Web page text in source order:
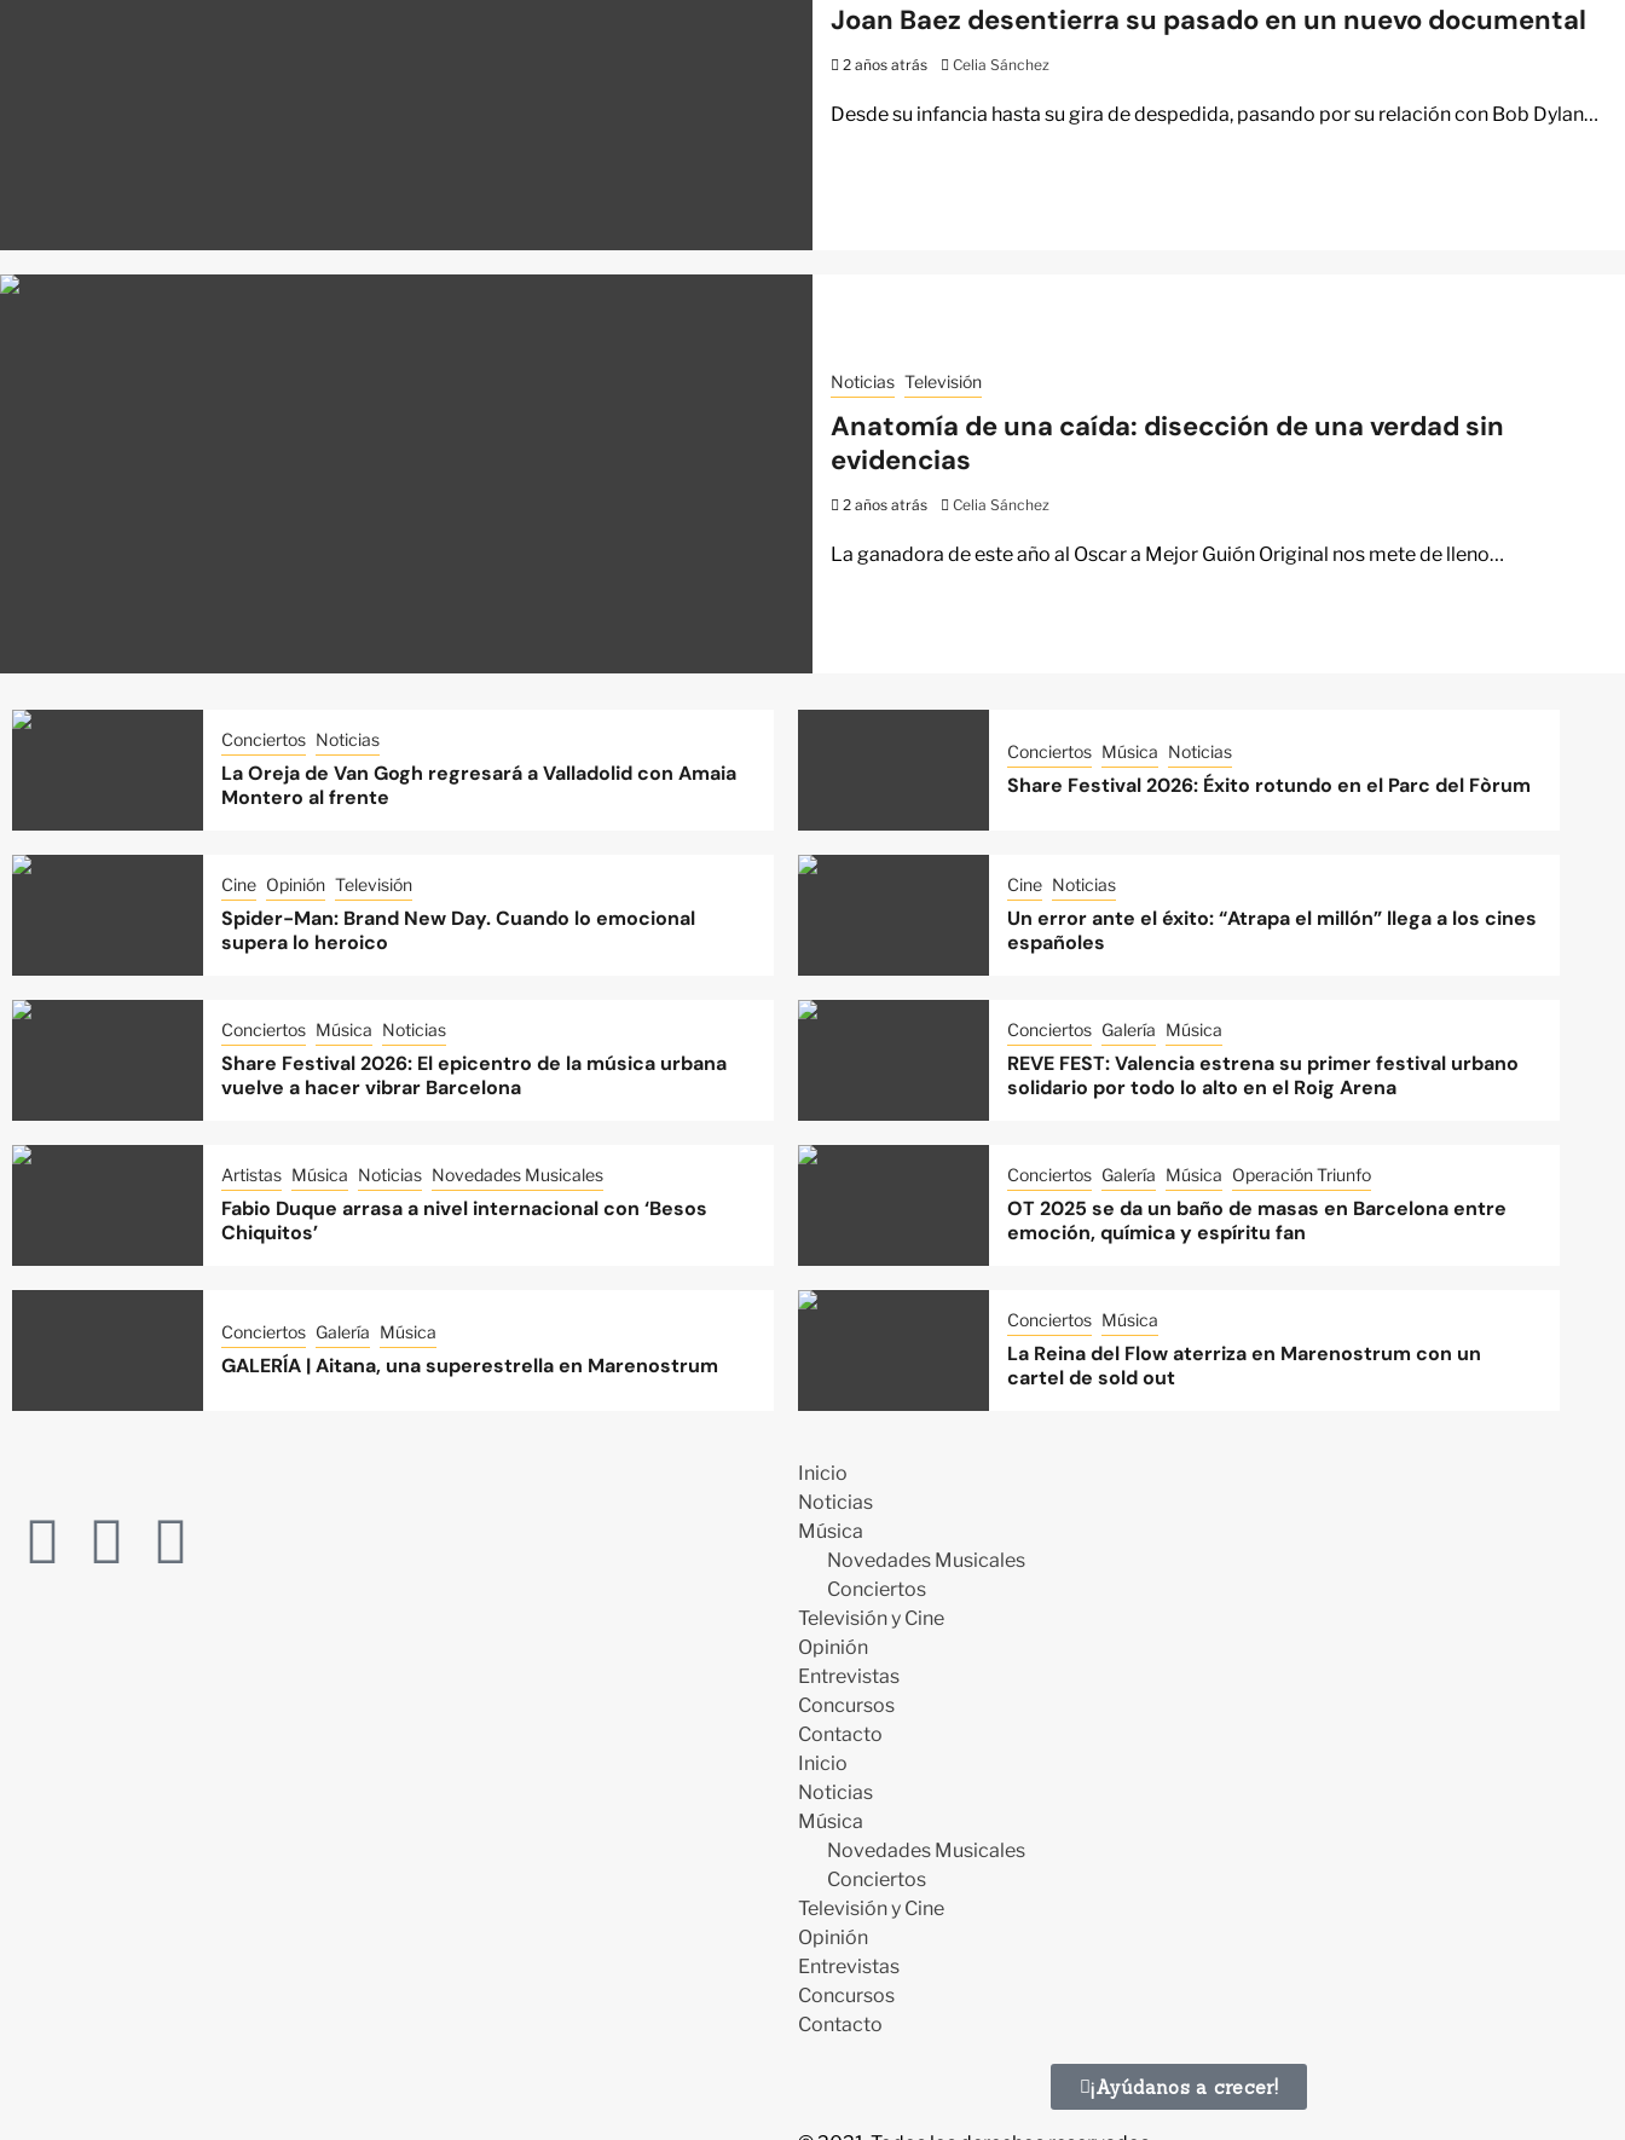
Joan Baez desentierra su pasado en un nuevo documental
2 años atrás Celia Sánchez
Desde su infancia hasta su gira de despedida, pasando por su relación con Bob Dylan…
Noticias Televisión
Anatomía de una caída: disección de una verdad sin
evidencias
2 años atrás Celia Sánchez
La ganadora de este año al Oscar a Mejor Guión Original nos mete de lleno…
Conciertos Noticias
La Oreja de Van Gogh regresará a Valladolid con Amaia
Montero al frente
Conciertos Música Noticias
Share Festival 2026: Éxito rotundo en el Parc del Fòrum
Cine Opinión Televisión
Spider-Man: Brand New Day. Cuando lo emocional
supera lo heroico
Cine Noticias
Un error ante el éxito: “Atrapa el millón” llega a los cines
españoles
Conciertos Música Noticias
Share Festival 2026: El epicentro de la música urbana
vuelve a hacer vibrar Barcelona
Conciertos Galería Música
REVE FEST: Valencia estrena su primer festival urbano
solidario por todo lo alto en el Roig Arena
Artistas Música Noticias Novedades Musicales
Fabio Duque arrasa a nivel internacional con ‘Besos
Chiquitos’
Conciertos Galería Música Operación Triunfo
OT 2025 se da un baño de masas en Barcelona entre
emoción, química y espíritu fan
Conciertos Galería Música
GALERÍA | Aitana, una superestrella en Marenostrum
Conciertos Música
La Reina del Flow aterriza en Marenostrum con un
cartel de sold out
Inicio
Noticias
Música
Novedades Musicales
Conciertos
Televisión y Cine
Opinión
Entrevistas
Concursos
Contacto
Inicio
Noticias
Música
Novedades Musicales
Conciertos
Televisión y Cine
Opinión
Entrevistas
Concursos
Contacto
¡Ayúdanos a crecer!